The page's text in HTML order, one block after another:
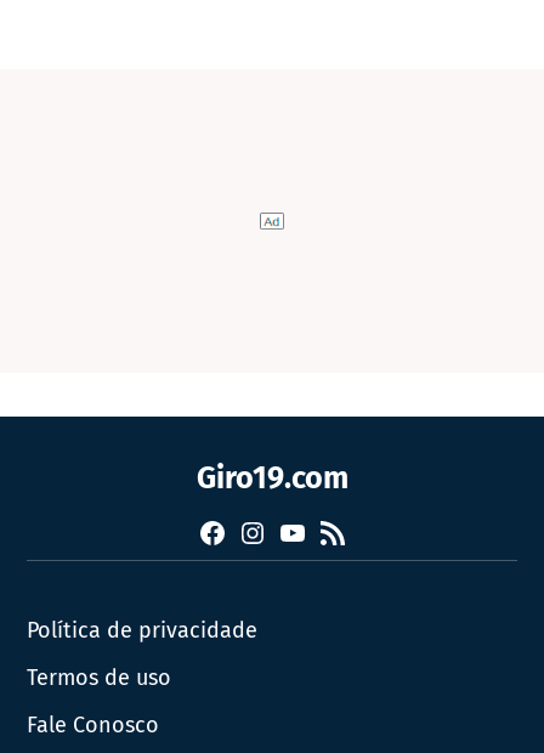
Giro19.com
FacebookInstagram
YouTube
RSS
Política de privacidade
Termos de uso
Fale Conosco